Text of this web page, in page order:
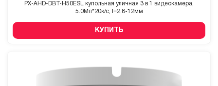
PX-AHD-DBT-H50ESL купольная уличная 3 в 1 видеокамера,
5.0Мп*20к/с, f=2.8-12мм
КУПИТЬ